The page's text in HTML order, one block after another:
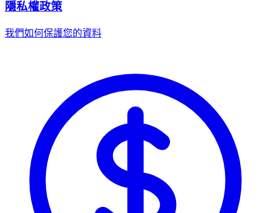
隱私權政策
我們如何保護您的資料